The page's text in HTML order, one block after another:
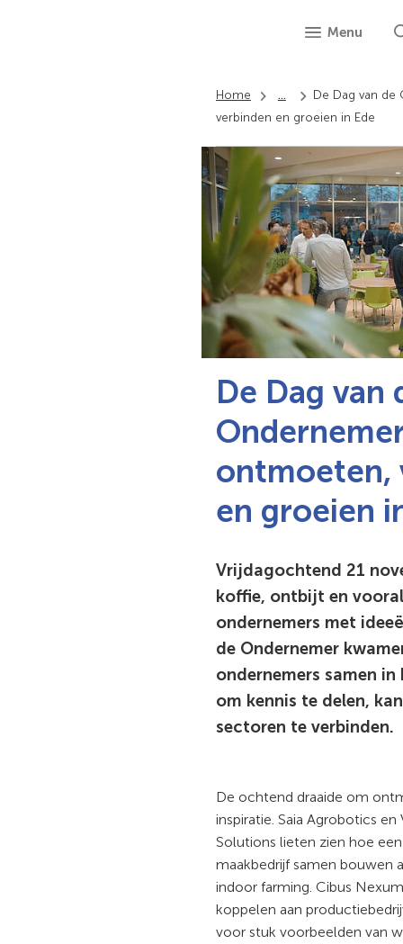
Menu
Home ...
De Dag van
verbinden en groeien in Ede
De Dag van
ontmoeten,
en groeien
Vrijdagochtend 21
koffie, ontbijt en
ondernemers met
de Ondernemer
ondernemers samen
om kennis te delen,
sectoren te verbinden.
De ochtend draaide om
inspiratie. Saia Agrobotics en
Solutions lieten zien hoe
maakbedrijf samen bouwen
indoor farming. Cibus
koppelen aan
voor stuk voorbeelden van